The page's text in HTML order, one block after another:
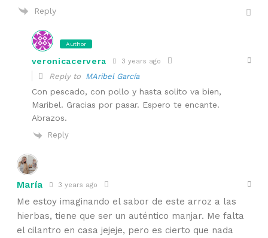
Reply
Author
veronicacervera 3 years ago
Reply to MAribel García
Con pescado, con pollo y hasta solito va bien,
Maribel. Gracias por pasar. Espero te encante.
Abrazos.
Reply
María 3 years ago
Me estoy imaginando el sabor de este arroz a las
hierbas, tiene que ser un auténtico manjar. Me falta
el cilantro en casa jejeje, pero es cierto que nada